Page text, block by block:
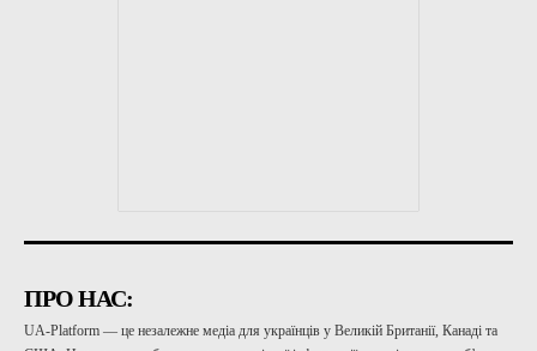
ПРО НАС:
UA-Platform — це незалежне медіа для українців у Великій Британії, Канаді та